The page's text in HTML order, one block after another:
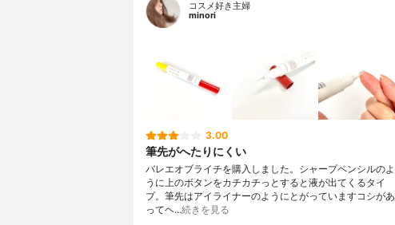
コスメ好き主婦
minori
3.00
筆先がへたりにくい
バレエオブライチを購入しました。シャープペンシルのよ
うに上のボタンをカチカチっとすると液が出てくるタイ
プ。筆先はアイライナーのようにとがっていますコシがあ
ってヘ…続きを見る